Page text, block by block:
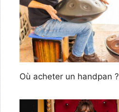
Où acheter un handpan ?